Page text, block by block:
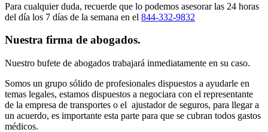
Para cualquier duda, recuerde que lo podemos asesorar las 24 horas
del día los 7 días de la semana en el 844-332-9832
Nuestra firma de abogados.
Nuestro bufete de abogados trabajará inmediatamente en su caso.
Somos un grupo sólido de profesionales dispuestos a ayudarle en
temas legales, estamos dispuestos a negociara con el representante
de la empresa de transportes o el ajustador de seguros, para llegar a
un acuerdo, es importante esta parte para que se cubran todos gastos
médicos.